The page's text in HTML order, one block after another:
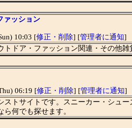
ァッション
10:03 [修正・削除] [管理者に通知]
トドア・ファッション関連・その他
06:19 [修正・削除] [管理者に通知]
ストサイトです。スニーカー・シュ
何でも探せます。